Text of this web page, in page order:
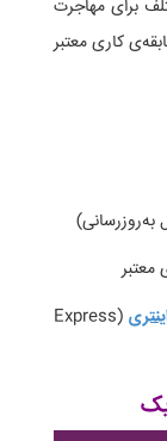
برای مهاجرت
کاری معتبر
(Express